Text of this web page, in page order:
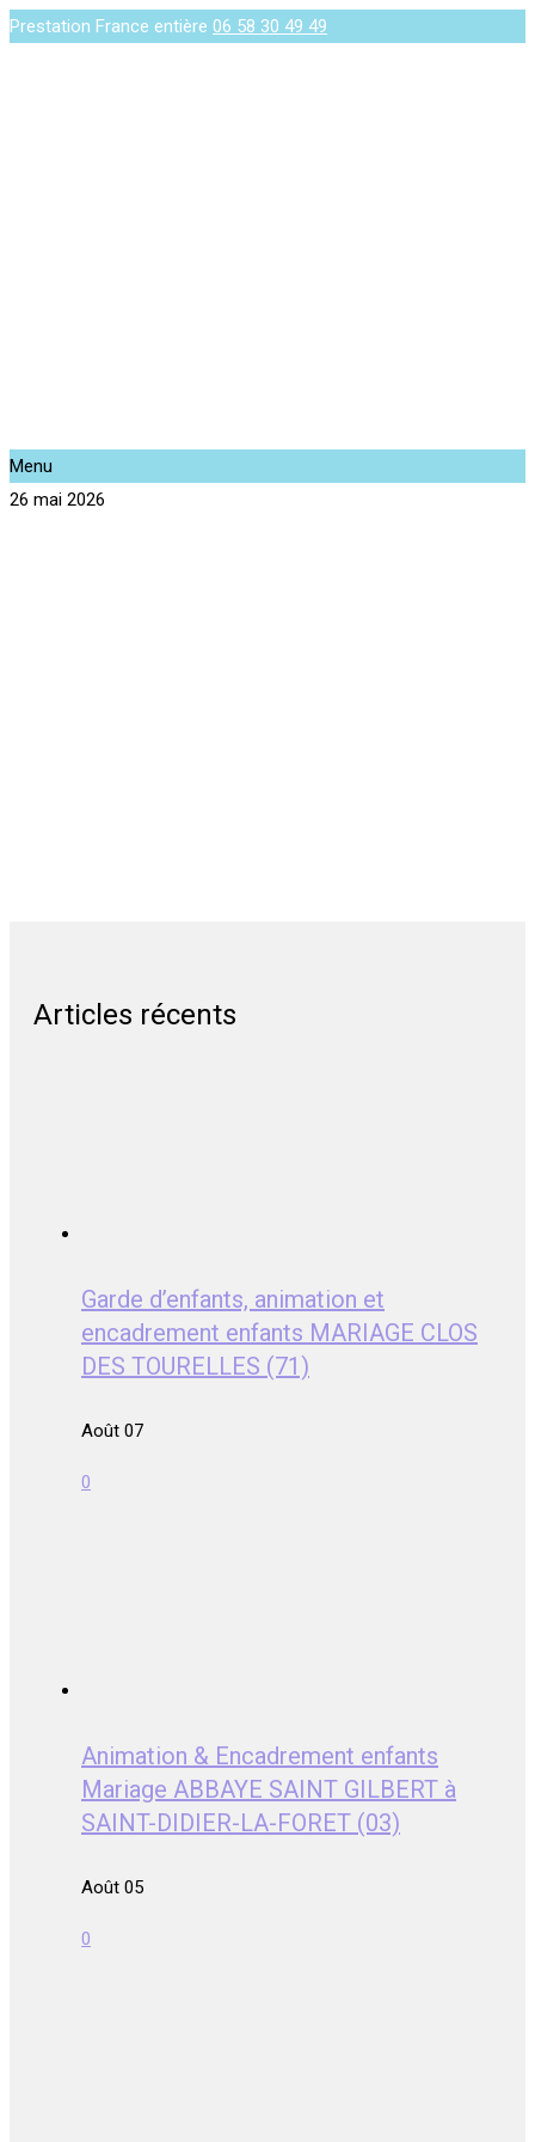
Prestation France entière 06 58 30 49 49
Menu
26 mai 2026
Articles récents
Garde d’enfants, animation et
encadrement enfants MARIAGE CLOS
DES TOURELLES (71)
Août 07
0
Animation & Encadrement enfants
Mariage ABBAYE SAINT GILBERT à
SAINT-DIDIER-LA-FORET (03)
Août 05
0